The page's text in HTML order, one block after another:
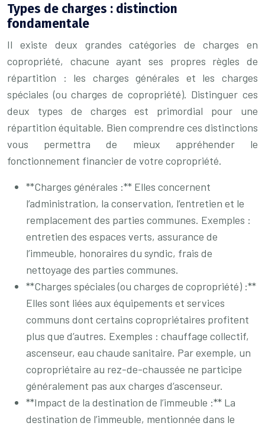
Types de charges : distinction
fondamentale
Il existe deux grandes catégories de charges en
copropriété, chacune ayant ses propres règles de
répartition : les charges générales et les charges
spéciales (ou charges de copropriété). Distinguer ces
deux types de charges est primordial pour une
répartition équitable. Bien comprendre ces distinctions
vous permettra de mieux appréhender le
fonctionnement financier de votre copropriété.
**Charges générales :** Elles concernent
l’administration, la conservation, l’entretien et le
remplacement des parties communes. Exemples :
entretien des espaces verts, assurance de
l’immeuble, honoraires du syndic, frais de
nettoyage des parties communes.
**Charges spéciales (ou charges de copropriété) :**
Elles sont liées aux équipements et services
communs dont certains copropriétaires profitent
plus que d’autres. Exemples : chauffage collectif,
ascenseur, eau chaude sanitaire. Par exemple, un
copropriétaire au rez-de-chaussée ne participe
généralement pas aux charges d’ascenseur.
**Impact de la destination de l’immeuble :** La
destination de l’immeuble, mentionnée dans le